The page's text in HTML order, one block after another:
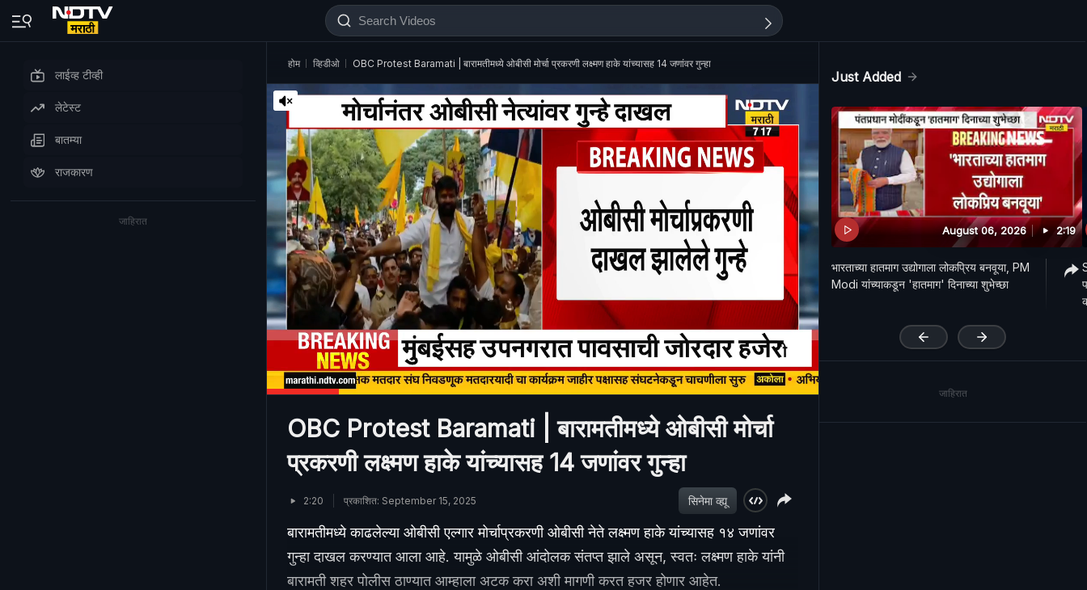
लाईव्ह टीव्ही
लेटेस्ट
बातम्या
राजकारण
जाहिरात
होम व्हिडीओ OBC Protest Baramati | बारामतीमध्ये ओबीसी मोर्चा प्रकरणी लक्ष्मण हाके यांच्यासह 14 जणांवर गुन्हा
OBC Protest Baramati | बारामतीमध्ये ओबीसी मोर्चा
प्रकरणी लक्ष्मण हाके यांच्यासह 14 जणांवर गुन्हा
2:20 प्रकाशित: September 15, 2025 सिनेमा व्ह्यू
बारामतीमध्ये काढलेल्या ओबीसी एल्गार मोर्चाप्रकरणी ओबीसी नेते लक्ष्मण हाके यांच्यासह १४ जणांवर
गुन्हा दाखल करण्यात आला आहे. यामुळे ओबीसी आंदोलक संतप्त झाले असून, स्वतः लक्ष्मण हाके यांनी
बारामती शहर पोलीस ठाण्यात आम्हाला अटक करा अशी मागणी करत हजर होणार आहेत.
Just Added
August 06, 2026 2:19
भारताच्या हातमाग उद्योगाला लोकप्रिय बनवूया, PM
Modi यांच्याकडून 'हातमाग' दिनाच्या शुभेच्छा
जाहिरात